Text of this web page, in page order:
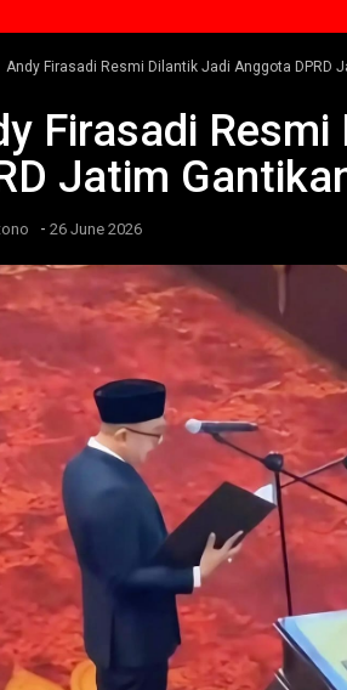
Andy Firasadi Resmi Dilantik Jadi Anggota DPRD
Firasadi
Jatim
- 26 June 2026